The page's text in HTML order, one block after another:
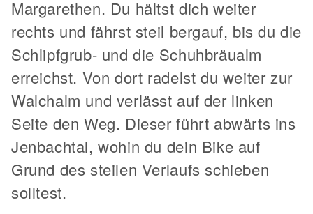
Margarethen. Du hältst dich weiter
rechts und fährst steil bergauf, bis du die
Schlipfgrub- und die Schuhbräualm
erreichst. Von dort radelst du weiter zur
Walchalm und verlässt auf der linken
Seite den Weg. Dieser führt abwärts ins
Jenbachtal, wohin du dein Bike auf
Grund des steilen Verlaufs schieben
solltest.